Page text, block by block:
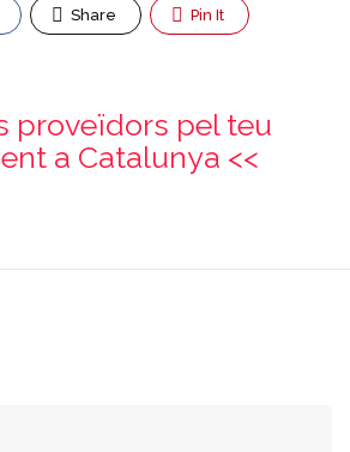
Share Pin It
proveïdors pel teu
a Catalunya <<